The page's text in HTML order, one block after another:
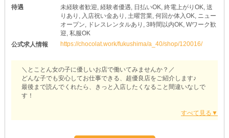
待遇
未経験者歓迎, 経験者優遇, 日払いOK, 終電上がりOK, 送
りあり, 入店祝い金あり, 土曜営業, 何回か体入OK, ニュー
オープン, ドレスレンタルあり, 3時間以内OK, Wワーク歓
迎, 私服OK
公式求人情報
https://chocolat.work/fukushima/a_40/shop/120016/
＼とことん女の子に優しいお店で働いてみませんか？／
どんな子でも安心してお仕事できる、超優良店をご紹介します♪
最後まで読んでくれたら、きっと入店したくなること間違いなしで
す！
“ナイトワーク＝売上目標”そんなイメージを持たれがちな業界です